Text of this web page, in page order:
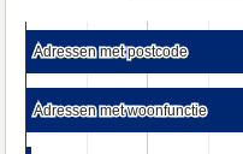
Adressen met postcode
Adressen met postcode
Adressen met woonfunctie
Adressen met woonfunctie